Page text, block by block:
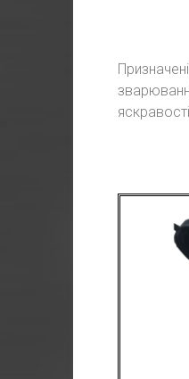
Призначені